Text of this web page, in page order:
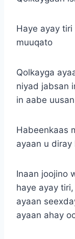
Haye ayay
muuqato
Qolkayga
niyad jabsan
in aabe
Habeenkaas
ayaan u diray
Inaan joojino
haye ayay
ayaan
ayaan ahay